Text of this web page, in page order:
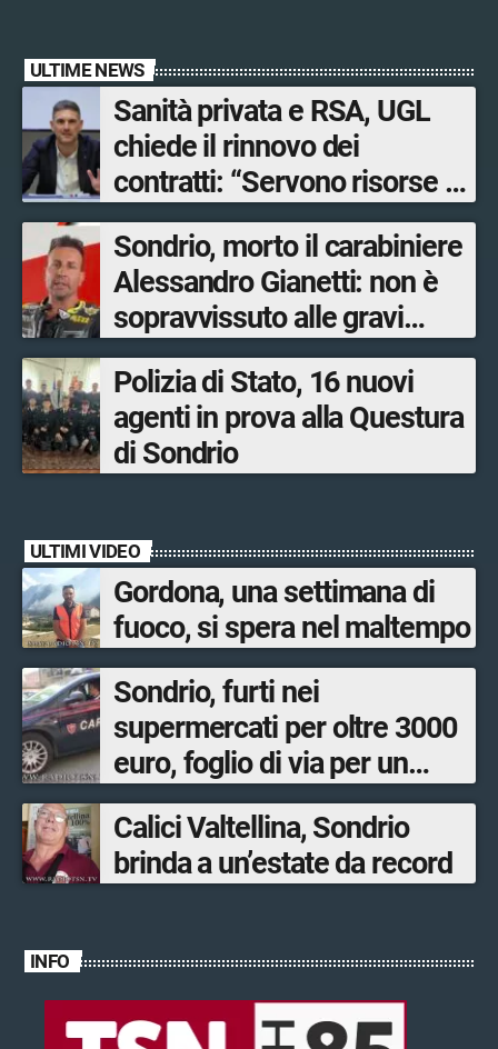
ULTIME NEWS
Sanità privata e RSA, UGL
chiede il rinnovo dei
contratti: “Servono risorse e
salari adeguati”
Sondrio, morto il carabiniere
Alessandro Gianetti: non è
sopravvissuto alle gravi
ustioni
Polizia di Stato, 16 nuovi
agenti in prova alla Questura
di Sondrio
ULTIMI VIDEO
Gordona, una settimana di
fuoco, si spera nel maltempo
Sondrio, furti nei
supermercati per oltre 3000
euro, foglio di via per un
ventinovenne
Calici Valtellina, Sondrio
brinda a un’estate da record
INFO